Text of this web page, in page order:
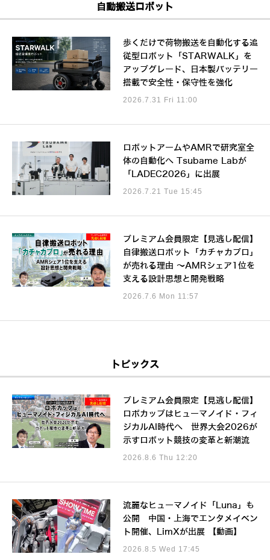
自動搬送ロボット
歩くだけで荷物搬送を自動化する追
従型ロボット「STARWALK」を
アップグレード、日本製バッテリー
搭載で安全性・保守性を強化
2026.7.31 Fri 11:00
ロボットアームやAMRで研究室全
体の自動化へ Tsubame Labが
「LADEC2026」に出展
2026.7.21 Tue 15:45
プレミアム会員限定【見逃し配信】
自律搬送ロボット「カチャカプロ」
が売れる理由 ～AMRシェア1位を
支える設計思想と開発戦略
2026.7.6 Mon 11:57
トピックス
プレミアム会員限定【見逃し配信】
ロボカップはヒューマノイド・フィ
ジカルAI時代へ 世界大会2026が
示すロボット競技の変革と新潮流
2026.8.6 Thu 12:20
流麗なヒューマノイド「Luna」も
公開 中国・上海でエンタメイベン
ト開催、LimXが出展 【動画】
2026.8.5 Wed 17:45